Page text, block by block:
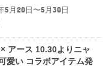
5月20日〜5月30日
アース 10.30よりニャ
愛い コラボアイテム発